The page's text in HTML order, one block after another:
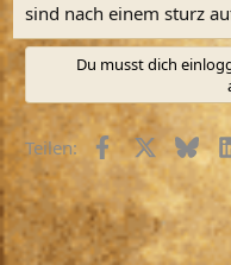
sind nach einem sturz
Du musst dich
Teilen: Facebook
X